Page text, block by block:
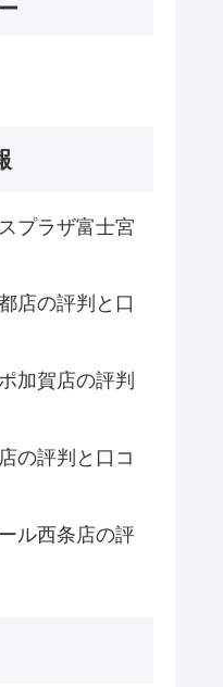
プラザ富士宮
店の評判と口
加賀店の評判
の評判と口コ
ル西条店の評